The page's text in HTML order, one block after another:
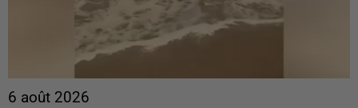
6 août 2026